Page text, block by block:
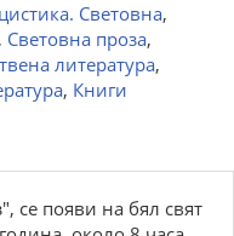
Световна,
, Световна проза,
литература,
, Книги
се появи на бял свят